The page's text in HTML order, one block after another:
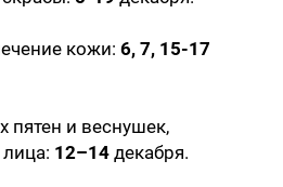
кожи: 6, 7, 15-17
пятен и веснушек,
12–14 декабря.